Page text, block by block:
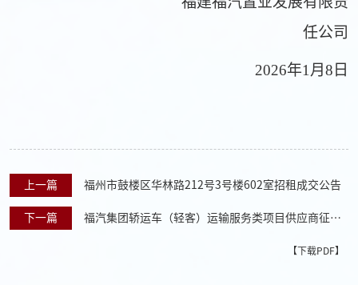
任公司
2026年1 月8 日
上一篇 福州市鼓楼区华林路212号3号楼602室招租成交公告
下一篇 福汽集团轿运车（轻客）运输服务类项目供应商征集
【下载PDF】